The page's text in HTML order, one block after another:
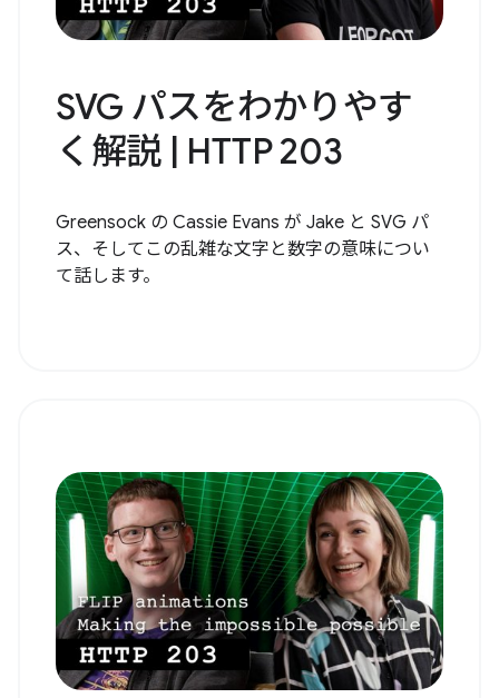
SVG パスをわかりやす
く解説 | HTTP 203
Greensock の Cassie Evans が Jake と SVG パ
ス、そしてこの乱雑な文字と数字の意味につい
て話します。